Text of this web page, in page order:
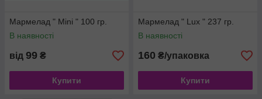
Мармелад " Mini " 100 гр.
В наявності
від 99 ₴
Купити
Мармелад " Lux " 237 гр.
В наявності
160 ₴/упаковка
Купити